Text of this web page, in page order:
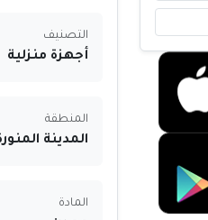
التصنيف
أجهزة منزلية
المنطقة
المدينة
المادة